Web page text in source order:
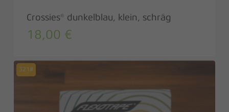
Crossies® dunkelblau, klein, schräg
18,00 €
321#